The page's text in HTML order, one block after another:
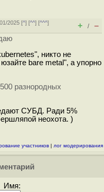
2025 [^] [^^] [^^^]
+ / –
никто не
bare metal", а упорно
разнородных
СУБД. Ради 5%
неохота. )
участников | лог модерирования
Имя: